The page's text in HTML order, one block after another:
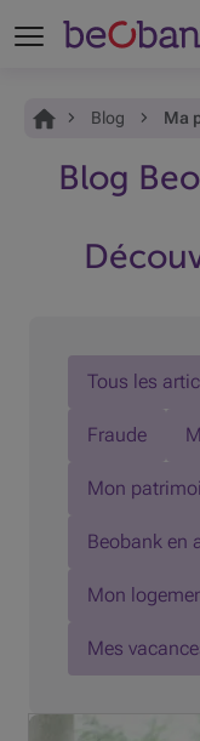
Vous êtes ici:
Accueil Blog Ma
Blog
Tous les
Fraude
Mon
Beobank en
Mon
Mes
Vous pensez qu'il